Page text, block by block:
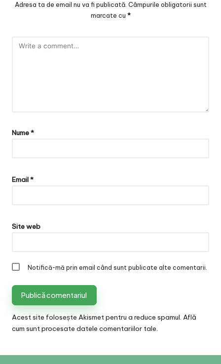
Adresa ta de email nu va fi publicată. Câmpurile obligatorii sunt
marcate cu *
Nume*
Email*
Site web
Notifică-mă prin email când sunt publicate alte comentarii.
Acest site folosește Akismet pentru a reduce spamul. Află
cum sunt procesate datele comentariilor tale